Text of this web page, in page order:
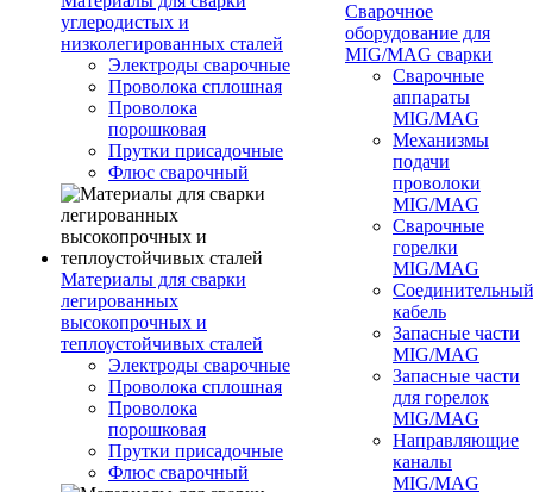
углеродистых и
низколегированных сталей
Электроды сварочные
Проволока сплошная
Проволока
порошковая
Прутки присадочные
Флюс сварочный
Материалы для сварки
легированных
высокопрочных и
теплоустойчивых сталей
Электроды сварочные
Проволока сплошная
Проволока
порошковая
Прутки присадочные
Флюс сварочный
Сварочное
оборудование для
MIG/MAG сварки
Сварочные
аппараты
MIG/MAG
Механизмы
подачи
проволоки
MIG/MAG
Сварочные
горелки
MIG/MAG
Соединительный
кабель
Запасные части
MIG/MAG
Запасные части
для горелок
MIG/MAG
Направляющие
каналы
MIG/MAG